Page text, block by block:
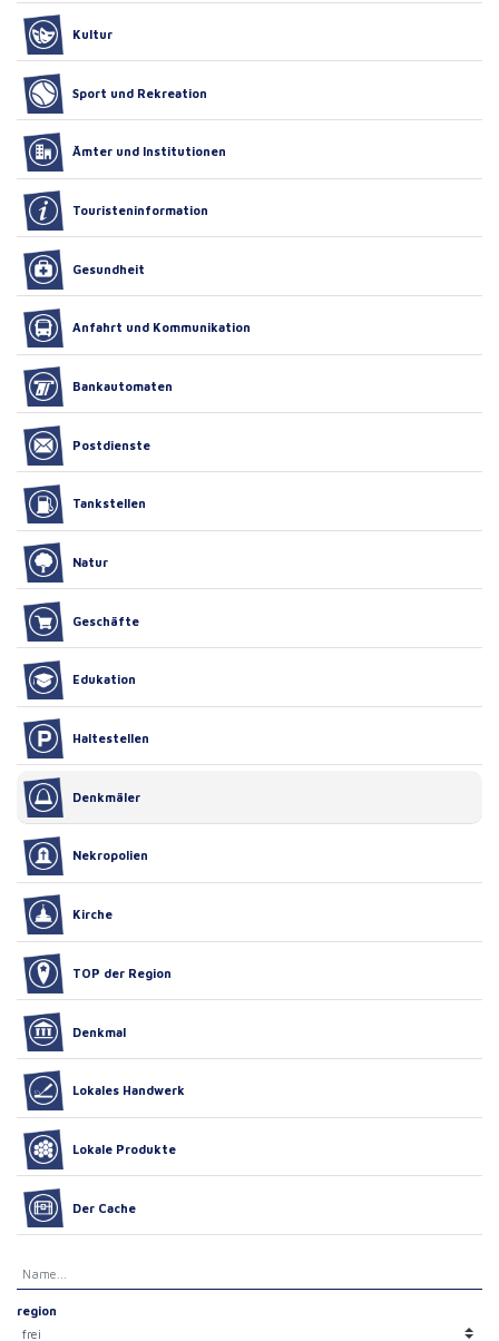
Kultur
Sport und Rekreation
Ämter und Institutionen
Touristeninformation
Gesundheit
Anfahrt und Kommunikation
Bankautomaten
Postdienste
Tankstellen
Natur
Geschäfte
Edukation
Haltestellen
Denkmäler
Nekropolien
Kirche
TOP der Region
Denkmal
Lokales Handwerk
Lokale Produkte
Der Cache
region